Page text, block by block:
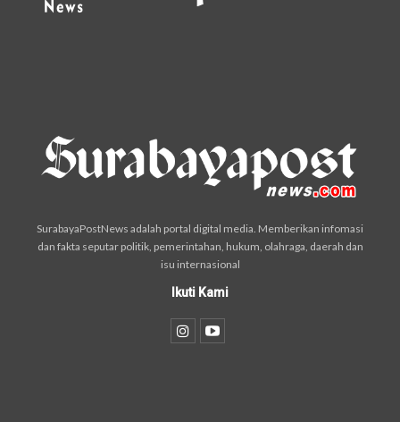
SurabayaPostNews adalah portal digital media. Memberikan infomasi
dan fakta seputar politik, pemerintahan, hukum, olahraga, daerah dan
isu internasional
Ikuti Kami